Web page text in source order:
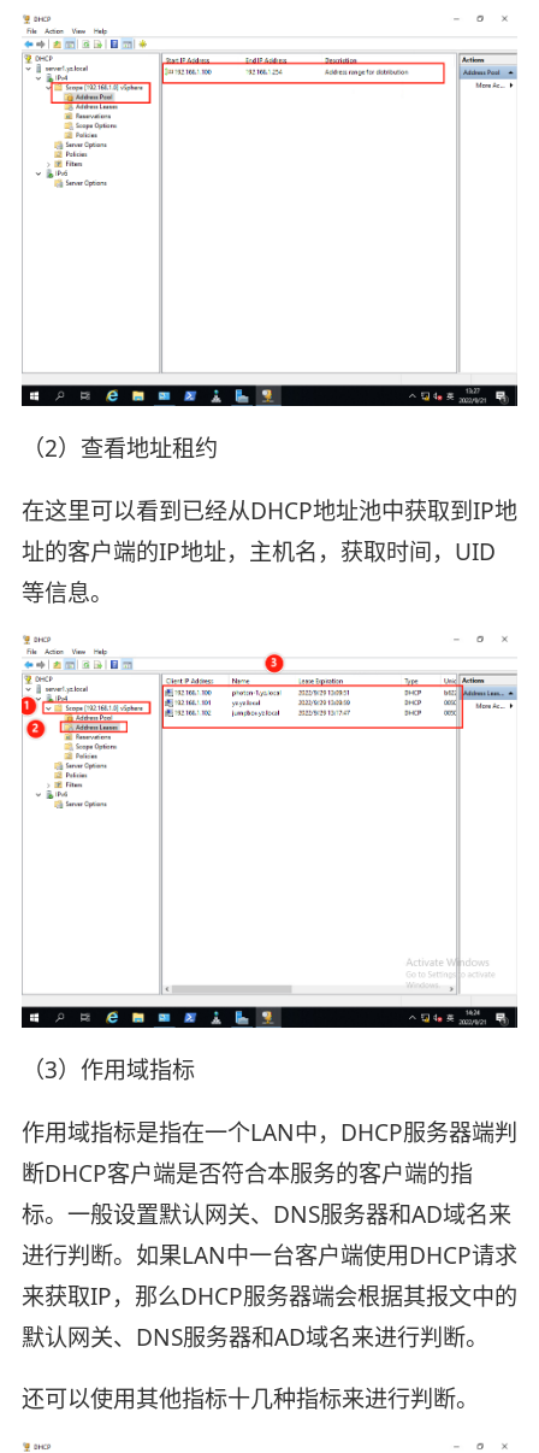
（2）查看地址租约
在这里可以看到已经从DHCP地址池中获取到IP地
址的客户端的IP地址，主机名，获取时间，UID
等信息。
（3）作用域指标
作用域指标是指在一个LAN中，DHCP服务器端判
断DHCP客户端是否符合本服务的客户端的指
标。一般设置默认网关、DNS服务器和AD域名来
进行判断。如果LAN中一台客户端使用DHCP请求
来获取IP，那么DHCP服务器端会根据其报文中的
默认网关、DNS服务器和AD域名来进行判断。
还可以使用其他指标十几种指标来进行判断。